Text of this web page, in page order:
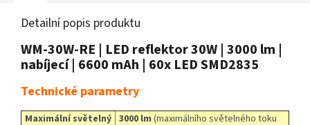
Detailní popis produktu
WM-30W-RE | LED reflektor 30W | 3000 lm |
nabíjecí | 6600 mAh | 60x LED SMD2835
Technické parametry
Maximální světelný 3000 lm (maximálního světelného toku